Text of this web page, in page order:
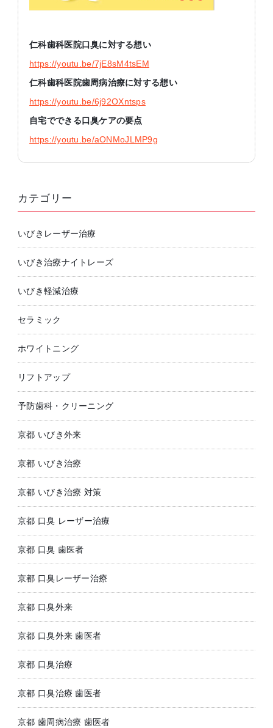
仁科歯科医院口臭に対する想い
https://youtu.be/7jE8sM4tsEM
仁科歯科医院歯周病治療に対する想い
https://youtu.be/6j92OXntsps
自宅でできる口臭ケアの要点
https://youtu.be/aONMoJLMP9g
カテゴリー
いびきレーザー治療
いびき治療ナイトレーズ
いびき軽減治療
セラミック
ホワイトニング
リフトアップ
予防歯科・クリーニング
京都 いびき外来
京都 いびき治療
京都 いびき治療 対策
京都 口臭 レーザー治療
京都 口臭 歯医者
京都 口臭レーザー治療
京都 口臭外来
京都 口臭外来 歯医者
京都 口臭治療
京都 口臭治療 歯医者
京都 歯周病治療 歯医者